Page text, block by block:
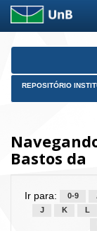
Skip
REPOSITÓRIO
Bastos da
Ir para: 0-9
J
K L